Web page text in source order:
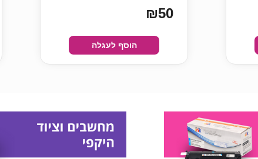
₪50
הוסף לעגלה